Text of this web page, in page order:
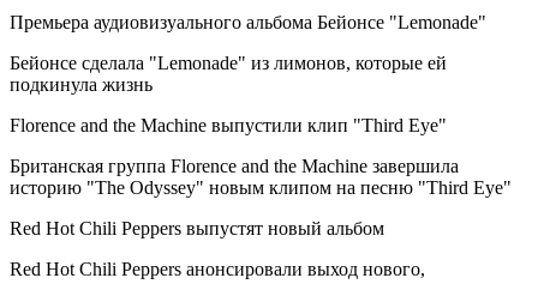
Премьера аудиовизуального альбома Бейонсе "Lemonade"
Бейонсе сделала "Lemonade" из лимонов, которые ей
подкинула жизнь
Florence and the Machine выпустили клип "Third Eye"
Британская группа Florence and the Machine завершила
историю "The Odyssey" новым клипом на песню "Third Eye"
Red Hot Chili Peppers выпустят новый альбом
Red Hot Chili Peppers анонсировали выход нового,